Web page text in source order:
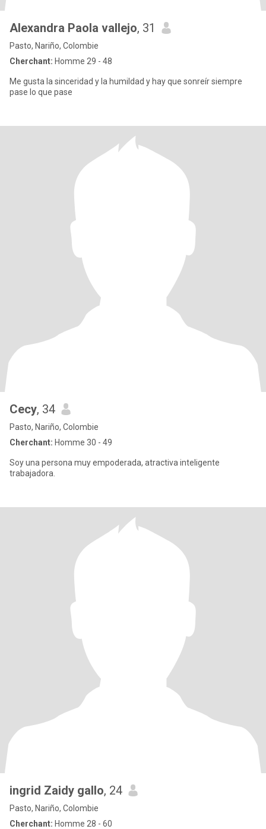
Alexandra Paola vallejo, 31
Pasto, Nariño, Colombie
Cherchant: Homme 29 - 48
Me gusta la sinceridad y la humildad y hay que sonreír siempre
pase lo que pase
Cecy, 34
Pasto, Nariño, Colombie
Cherchant: Homme 30 - 49
Soy una persona muy empoderada, atractiva inteligente
trabajadora.
ingrid Zaidy gallo, 24
Pasto, Nariño, Colombie
Cherchant: Homme 28 - 60